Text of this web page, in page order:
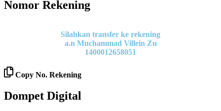
Nomor Rekening
Silahkan transfer ke rekening
a.n Muchammad Villein Zu
1400012658051
Copy No. Rekening
Dompet Digital